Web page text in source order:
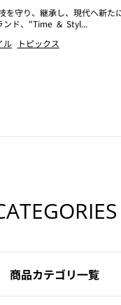
を守り、継承し、現代へ新た
ンド、"Time ＆ Styl...
ル
トピックス
商品カテゴリ一覧